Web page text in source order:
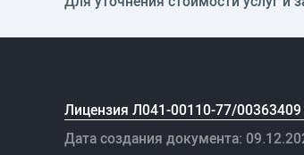
Лицензия Л041-00110-77/
Дата создания документа: